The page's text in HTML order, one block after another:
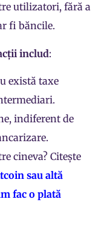
utilizatori, fără a
fi băncile.
includ:
există taxe
indiferent de
cineva? Citește
sau altă
fac o plată